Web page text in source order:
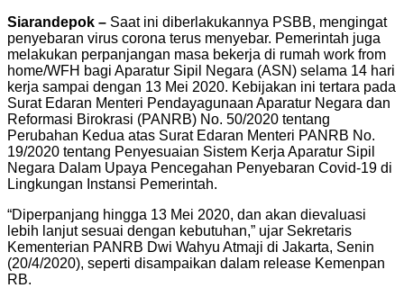
Siarandepok – Saat ini diberlakukannya PSBB, mengingat
penyebaran virus corona terus menyebar. Pemerintah juga
melakukan perpanjangan masa bekerja di rumah work from
home/WFH bagi Aparatur Sipil Negara (ASN) selama 14 hari
kerja sampai dengan 13 Mei 2020. Kebijakan ini tertara pada
Surat Edaran Menteri Pendayagunaan Aparatur Negara dan
Reformasi Birokrasi (PANRB) No. 50/2020 tentang
Perubahan Kedua atas Surat Edaran Menteri PANRB No.
19/2020 tentang Penyesuaian Sistem Kerja Aparatur Sipil
Negara Dalam Upaya Pencegahan Penyebaran Covid-19 di
Lingkungan Instansi Pemerintah.
“Diperpanjang hingga 13 Mei 2020, dan akan dievaluasi
lebih lanjut sesuai dengan kebutuhan,” ujar Sekretaris
Kementerian PANRB Dwi Wahyu Atmaji di Jakarta, Senin
(20/4/2020), seperti disampaikan dalam release Kemenpan
RB.